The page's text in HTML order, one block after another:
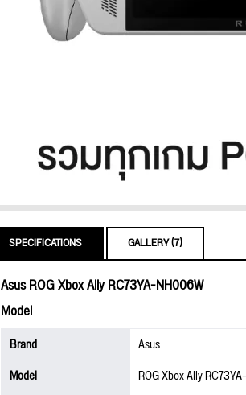
SPECIFICATIONS GALLERY (7)
Asus ROG Xbox Ally RC73YA-NH006W
Model
Brand
Asus
Model
ROG Xbox Ally